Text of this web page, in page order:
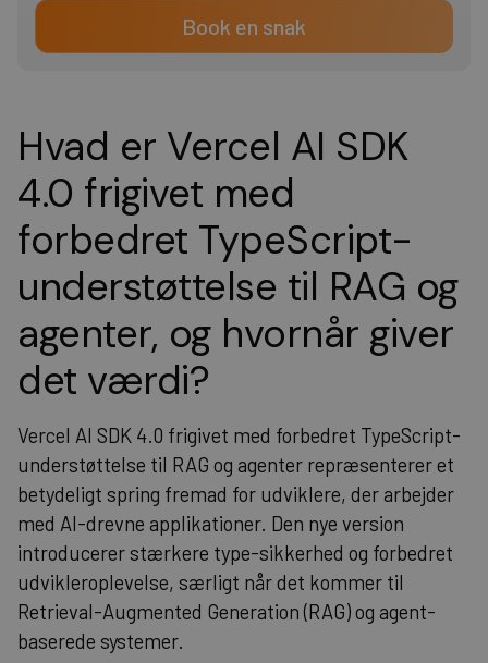
Hvad er Vercel AI SDK
4.0 frigivet med
forbedret TypeScript-
understøttelse til RAG og
agenter, og hvornår giver
det værdi?
Vercel AI SDK 4.0 frigivet med forbedret TypeScript-
understøttelse til RAG og agenter repræsenterer et
betydeligt spring fremad for udviklere, der arbejder
med AI-drevne applikationer. Den nye version
introducerer stærkere type-sikkerhed og forbedret
udvikleroplevelse, særligt når det kommer til
Retrieval-Augmented Generation (RAG) og agent-
baserede systemer.
Book en snak